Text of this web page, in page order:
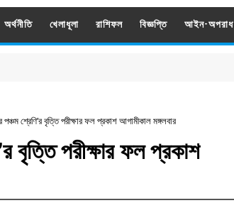
অর্থনীতি খেলাধূলা রাশিফল বিজ্ঞপ্তি আইন-অপরাধ
পঞ্চম শ্রেণি’র বৃত্তি পরীক্ষার ফল প্রকাশ আগামীকাল মঙ্গলবার
বৃত্তি পরীক্ষার ফল প্রকাশ